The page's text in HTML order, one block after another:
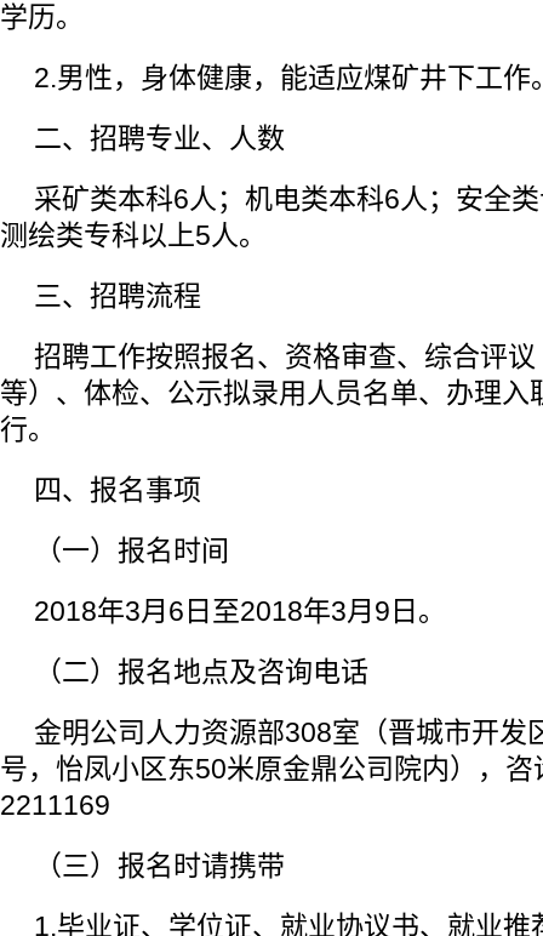
学历。
2.男性，身体健康，能适应煤矿井下工作
二、招聘专业、人数
采矿类本科6人；机电类本科6人；安全
测绘类专科以上5人。
三、招聘流程
招聘工作按照报名、资格审查、综合评
等）、体检、公示拟录用人员名单、办理入
行。
四、报名事项
（一）报名时间
2018年3月6日至2018年3月9日。
（二）报名地点及咨询电话
金明公司人力资源部308室（晋城市开发
号，怡凤小区东50米原金鼎公司院内），
2211169
（三）报名时请携带
1.毕业证、学位证、就业协议书、就业推